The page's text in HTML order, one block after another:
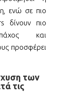
ενώ σε πιο
δίνουν πιο
και
προσφέρει
των
τις